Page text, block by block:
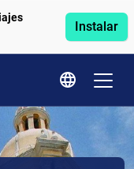
Instalar